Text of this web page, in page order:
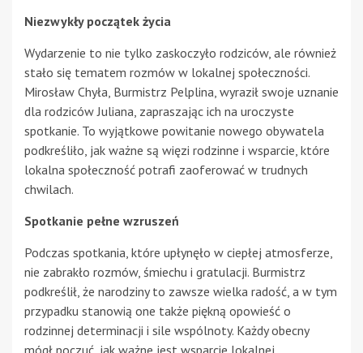
Niezwykły początek życia
Wydarzenie to nie tylko zaskoczyło rodziców, ale również
stało się tematem rozmów w lokalnej społeczności.
Mirosław Chyła, Burmistrz Pelplina, wyraził swoje uznanie
dla rodziców Juliana, zapraszając ich na uroczyste
spotkanie. To wyjątkowe powitanie nowego obywatela
podkreśliło, jak ważne są więzi rodzinne i wsparcie, które
lokalna społeczność potrafi zaoferować w trudnych
chwilach.
Spotkanie pełne wzruszeń
Podczas spotkania, które upłynęło w ciepłej atmosferze,
nie zabrakło rozmów, śmiechu i gratulacji. Burmistrz
podkreślił, że narodziny to zawsze wielka radość, a w tym
przypadku stanowią one także piękną opowieść o
rodzinnej determinacji i sile wspólnoty. Każdy obecny
mógł poczuć, jak ważne jest wsparcie lokalnej